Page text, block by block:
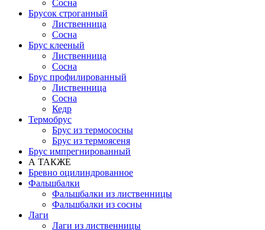
Сосна
Брусок строганный
Лиственница
Сосна
Брус клееный
Лиственница
Сосна
Брус профилированный
Лиственница
Сосна
Кедр
Термобрус
Брус из термососны
Брус из термоясеня
Брус импрегнированный
А ТАКЖЕ
Бревно оцилиндрованное
Фальшбалки
Фальшбалки из лиственницы
Фальшбалки из сосны
Лаги
Лаги из лиственницы